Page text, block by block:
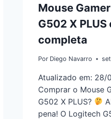
Mouse
G502 X
completa
Por Diego Navarro
Atualizado em: 28/
Comprar o Mouse
G502 X PLUS?
pena! O Logitech